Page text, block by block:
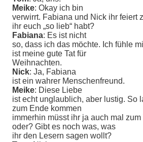
Meike: Okay ich bin
verwirrt. Fabiana und Nick ihr feiert
ihr euch „so lieb“ habt?
Fabiana: Es ist nicht
so, dass ich das möchte. Ich fühle
ist meine gute Tat für
Weihnachten.
Nick: Ja, Fabiana
ist ein wahrer Menschenfreund.
Meike: Diese Liebe
ist echt unglaublich, aber lustig. So
zum Ende kommen
immerhin müsst ihr ja auch mal
oder? Gibt es noch was, was
ihr den Lesern sagen wollt?